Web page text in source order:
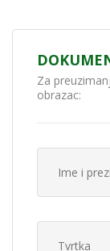
Za
obrazac: